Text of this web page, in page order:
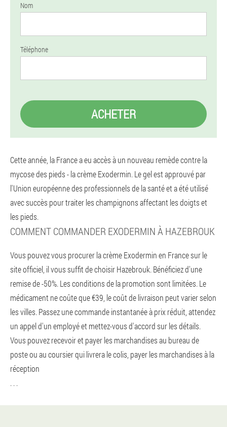
Nom
Téléphone
ACHETER
Cette année, la France a eu accès à un nouveau remède contre la
mycose des pieds - la crème Exodermin. Le gel est approuvé par
l'Union européenne des professionnels de la santé et a été utilisé
avec succès pour traiter les champignons affectant les doigts et
les pieds.
COMMENT COMMANDER EXODERMIN À HAZEBROUK
Vous pouvez vous procurer la crème Exodermin en France sur le
site officiel, il vous suffit de choisir Hazebrouk. Bénéficiez d'une
remise de -50%. Les conditions de la promotion sont limitées. Le
médicament ne coûte que €39, le coût de livraison peut varier selon
les villes. Passez une commande instantanée à prix réduit, attendez
un appel d'un employé et mettez-vous d'accord sur les détails.
Vous pouvez recevoir et payer les marchandises au bureau de
poste ou au coursier qui livrera le colis, payer les marchandises à la
réception
. . .